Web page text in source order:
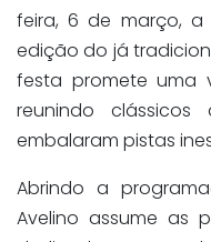
feira, 6 de março, a
edição do já
festa promete uma
reunindo
embalaram pistas
Abrindo a
Avelino assume as